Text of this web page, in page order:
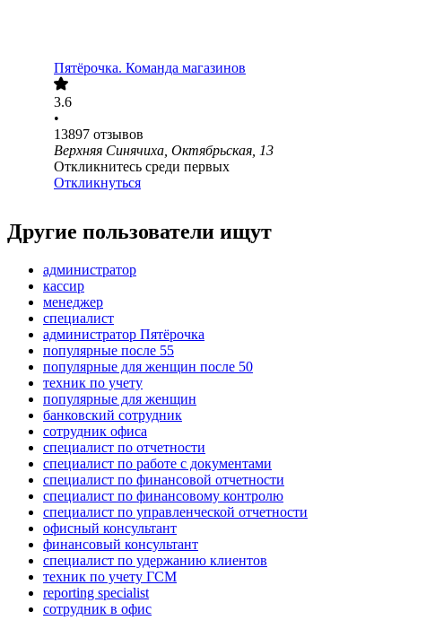
Пятёрочка. Команда магазинов
3.6
•
13897 отзывов
Верхняя Синячиха, Октябрьская, 13
Откликнитесь среди первых
Откликнуться
Другие пользователи ищут
администратор
кассир
менеджер
специалист
администратор Пятёрочка
популярные после 55
популярные для женщин после 50
техник по учету
популярные для женщин
банковский сотрудник
сотрудник офиса
специалист по отчетности
специалист по работе с документами
специалист по финансовой отчетности
специалист по финансовому контролю
специалист по управленческой отчетности
офисный консультант
финансовый консультант
специалист по удержанию клиентов
техник по учету ГСМ
reporting specialist
сотрудник в офис